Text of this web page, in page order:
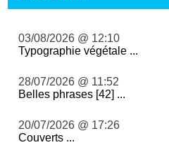
03/08/2026 @ 12:10
Typographie végétale ...
28/07/2026 @ 11:52
Belles phrases [42] ...
20/07/2026 @ 17:26
Couverts ...